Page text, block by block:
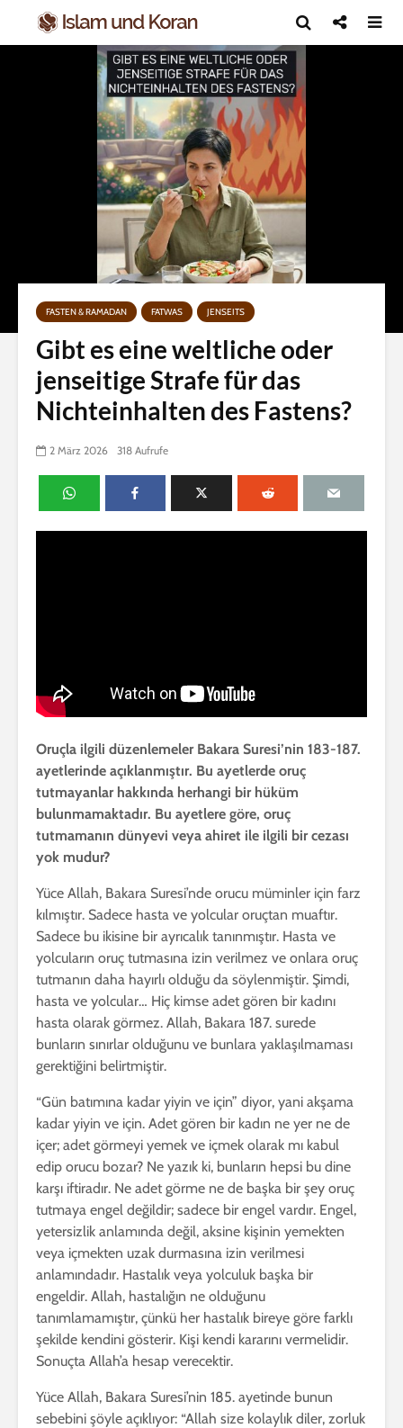
FASTEN & RAMADAN FATWAS JENSEITS
Gibt es eine weltliche oder
jenseitige Strafe für das
Nichteinhalten des Fastens?
2 März 2026 318 Aufrufe
Oruçla ilgili düzenlemeler Bakara Suresi’nin 183-187.
ayetlerinde açıklanmıştır. Bu ayetlerde oruç
tutmayanlar hakkında herhangi bir hüküm
bulunmamaktadır. Bu ayetlere göre, oruç
tutmamanın dünyevi veya ahiret ile ilgili bir cezası
yok mudur?
Yüce Allah, Bakara Suresi’nde orucu müminler için farz
kılmıştır. Sadece hasta ve yolcular oruçtan muaftır.
Sadece bu ikisine bir ayrıcalık tanınmıştır. Hasta ve
yolcuların oruç tutmasına izin verilmez ve onlara oruç
tutmanın daha hayırlı olduğu da söylenmiştir. Şimdi,
hasta ve yolcular… Hiç kimse adet gören bir kadını
hasta olarak görmez. Allah, Bakara 187. surede
bunların sınırlar olduğunu ve bunlara yaklaşılmaması
gerektiğini belirtmiştir.
“Gün batımına kadar yiyin ve için” diyor, yani akşama
kadar yiyin ve için. Adet gören bir kadın ne yer ne de
içer; adet görmeyi yemek ve içmek olarak mı kabul
edip orucu bozar? Ne yazık ki, bunların hepsi bu dine
karşı iftiradır. Ne adet görme ne de başka bir şey oruç
tutmaya engel değildir; sadece bir engel vardır. Engel,
yetersizlik anlamında değil, aksine kişinin yemekten
veya içmekten uzak durmasına izin verilmesi
anlamındadır. Hastalık veya yolculuk başka bir
engeldir. Allah, hastalığın ne olduğunu
tanımlamamıştır, çünkü her hastalık bireye göre farklı
şekilde kendini gösterir. Kişi kendi kararını vermelidir.
Sonuçta Allah’a hesap verecektir.
Yüce Allah, Bakara Suresi’nin 185. ayetinde bunun
sebebini şöyle açıklıyor: “Allah size kolaylık diler, zorluk